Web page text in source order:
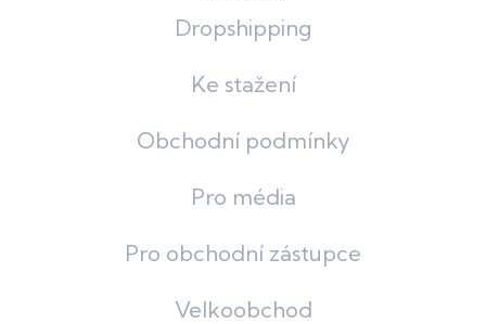
Dropshipping
Ke stažení
Obchodní podmínky
Pro média
Pro obchodní zástupce
Velkoobchod